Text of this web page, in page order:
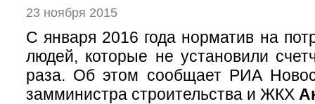
23 ноября 2015
С января 2016 года норматив на
людей, которые не установили
раза. Об этом сообщает РИА
замминистра строительства и ЖКХ